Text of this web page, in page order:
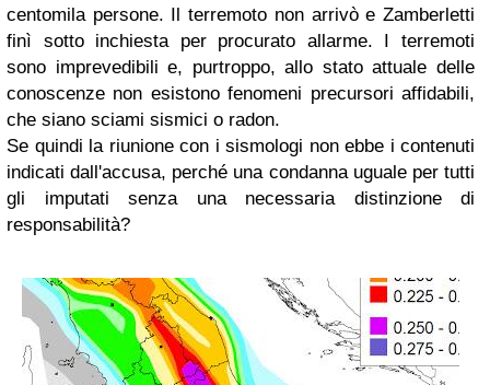
centomila persone. Il terremoto non arrivò e Zamberletti
finì sotto inchiesta per procurato allarme. I terremoti
sono imprevedibili e, purtroppo, allo stato attuale delle
conoscenze non esistono fenomeni precursori affidabili,
che siano sciami sismici o radon.
Se quindi la riunione con i sismologi non ebbe i contenuti
indicati dall'accusa, perché una condanna uguale per tutti
gli imputati senza una necessaria distinzione di
responsabilità?